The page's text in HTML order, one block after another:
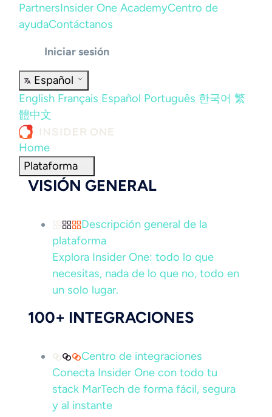
PartnersInsider One AcademyCentro de
ayudaContáctanos
Iniciar sesión
Español
English Français Español Português 한국어 繁
體中文
Home
Plataforma
VISIÓN GENERAL
Descripción general de la
plataforma
Explora Insider One: todo lo que
necesitas, nada de lo que no, todo en
un solo lugar.
100+ INTEGRACIONES
Centro de integraciones
Conecta Insider One con todo tu
stack MarTech de forma fácil, segura
y al instante